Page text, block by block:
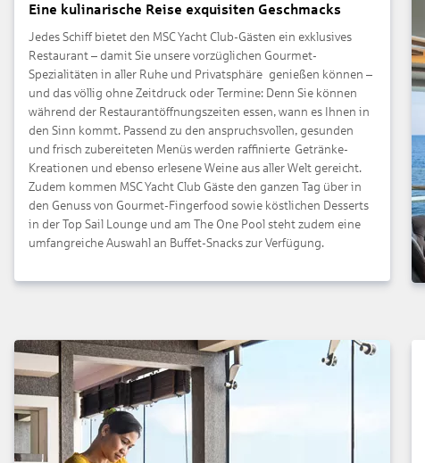
Eine kulinarische Reise exquisiten Geschmacks
Jedes Schiff bietet den MSC Yacht Club-Gästen ein exklusives
Restaurant – damit Sie unsere vorzüglichen Gourmet-
Spezialitäten in aller Ruhe und Privatsphäre genießen können –
und das völlig ohne Zeitdruck oder Termine: Denn Sie können
während der Restaurantöffnungszeiten essen, wann es Ihnen in
den Sinn kommt. Passend zu den anspruchsvollen, gesunden
und frisch zubereiteten Menüs werden raffinierte Getränke-
Kreationen und ebenso erlesene Weine aus aller Welt gereicht.
Zudem kommen MSC Yacht Club Gäste den ganzen Tag über in
den Genuss von Gourmet-Fingerfood sowie köstlichen Desserts
in der Top Sail Lounge und am The One Pool steht zudem eine
umfangreiche Auswahl an Buffet-Snacks zur Verfügung.